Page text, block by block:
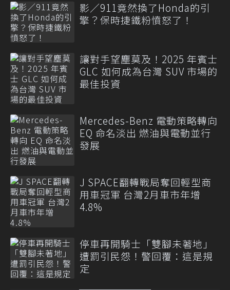
影／911竟然換了Honda的引
擎？保時捷鐵粉憤怒了！
讓對手望塵莫及！2025 年賓士
GLC 如何成為台灣 SUV 市場的
最佳投資
Mercedes-Benz 電動策略轉向
EQ 命名淡出 燃油與電動並行
發展
J SPACE翻轉戰局奪回輕型商
用車冠軍 台灣2月車市年增
4.8%
停車再開騎士「雙腳未著地」
遭罰引民怨！警回覆：這是規
定